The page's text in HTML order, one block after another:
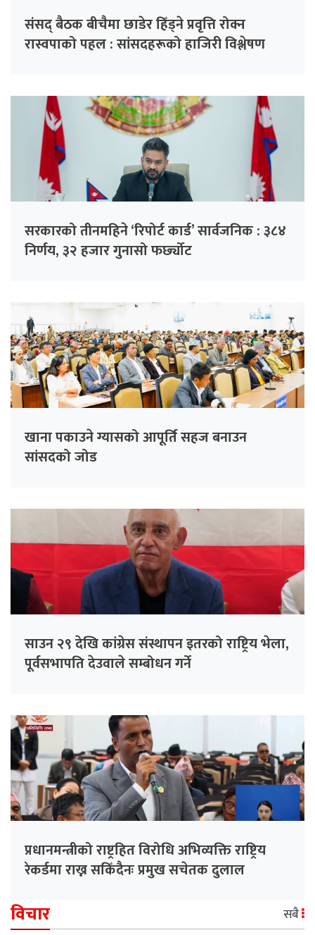
संसद् बैठक बीचैमा छाडेर हिँड्ने प्रवृत्ति रोक्न
रास्वपाको पहल : सांसदहरूको हाजिरी विश्लेषण
सरकारको तीनमहिने ‘रिपोर्ट कार्ड’ सार्वजनिक : ३८४
निर्णय, ३२ हजार गुनासो फर्छ्योट
खाना पकाउने ग्यासको आपूर्ति सहज बनाउन
सांसदको जोड
साउन २९ देखि कांग्रेस संस्थापन इतरको राष्ट्रिय भेला,
पूर्वसभापति देउवाले सम्बोधन गर्ने
प्रधानमन्त्रीको राष्ट्रहित विरोधि अभिव्यक्ति राष्ट्रिय
रेकर्डमा राख्न सकिँदैनः प्रमुख सचेतक दुलाल
विचार सबै